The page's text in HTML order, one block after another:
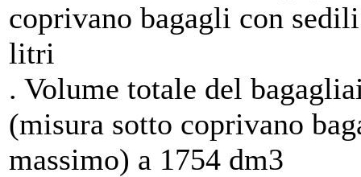
coprivano bagagli con
litri
. Volume totale del
(misura sotto coprivano
massimo) a 1754 dm3